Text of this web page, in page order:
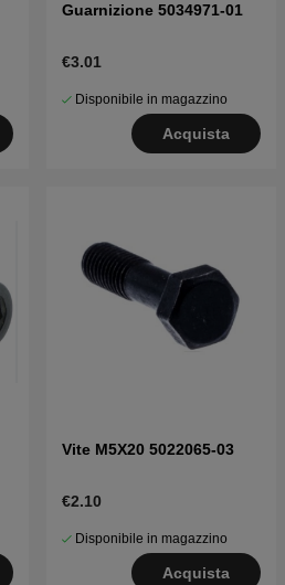
Guarnizione 5034971-01
€3.01
Disponibile in magazzino
Acquista
Vite M5X20 5022065-03
€2.10
Disponibile in magazzino
Acquista